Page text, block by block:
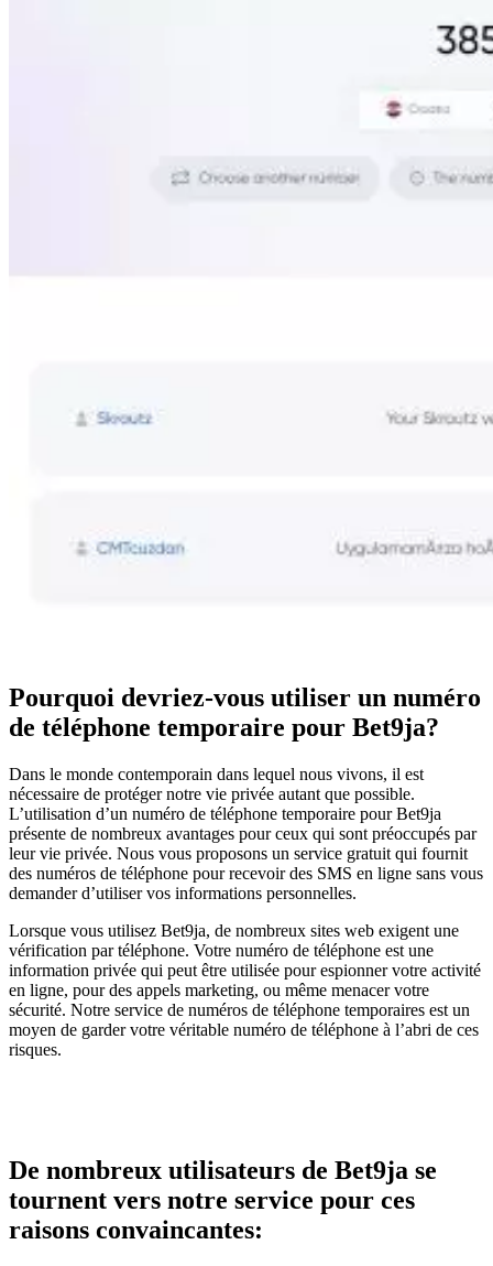
Pourquoi devriez-vous utiliser un numéro
de téléphone temporaire pour Bet9ja?
Dans le monde contemporain dans lequel nous vivons, il est
nécessaire de protéger notre vie privée autant que possible.
L’utilisation d’un numéro de téléphone temporaire pour Bet9ja
présente de nombreux avantages pour ceux qui sont préoccupés par
leur vie privée. Nous vous proposons un service gratuit qui fournit
des numéros de téléphone pour recevoir des SMS en ligne sans vous
demander d’utiliser vos informations personnelles.
Lorsque vous utilisez Bet9ja, de nombreux sites web exigent une
vérification par téléphone. Votre numéro de téléphone est une
information privée qui peut être utilisée pour espionner votre activité
en ligne, pour des appels marketing, ou même menacer votre
sécurité. Notre service de numéros de téléphone temporaires est un
moyen de garder votre véritable numéro de téléphone à l’abri de ces
risques.
De nombreux utilisateurs de Bet9ja se
tournent vers notre service pour ces
raisons convaincantes: